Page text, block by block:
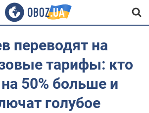
переводят на
тарифы: кто
50% больше и
голубое